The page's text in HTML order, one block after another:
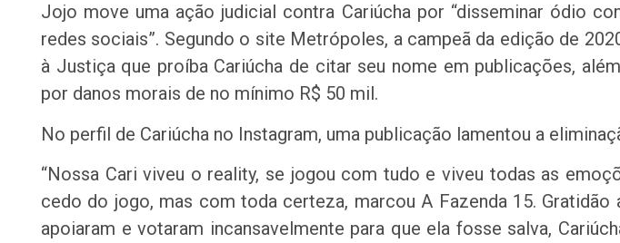
Jojo move uma ação judicial contra Cariúcha por “disseminar ódio
redes sociais”. Segundo o site Metrópoles, a campeã da edição de
à Justiça que proíba Cariúcha de citar seu nome em publicações,
por danos morais de no mínimo R$ 50 mil.
No perfil de Cariúcha no Instagram, uma publicação lamentou a
“Nossa Cari viveu o reality, se jogou com tudo e viveu todas as
cedo do jogo, mas com toda certeza, marcou A Fazenda 15. Gratidão
apoiaram e votaram incansavelmente para que ela fosse salva,